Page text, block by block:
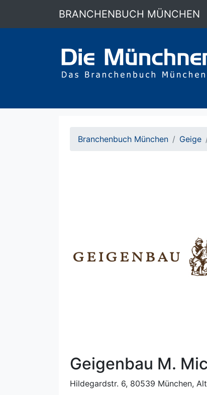
BRANCHENBUCH MÜNCHEN
Branchenbuch München Geige
Geigenbau M.
Hildegardstr. 6, 80539 München,